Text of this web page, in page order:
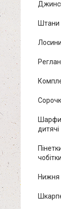
Штани
дитячі
Нижня